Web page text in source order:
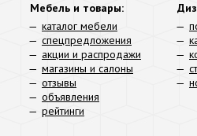
Мебель и товары:
каталог мебели
спецпредложения
акции и распродажи
магазины и салоны
отзывы
объявления
рейтинги